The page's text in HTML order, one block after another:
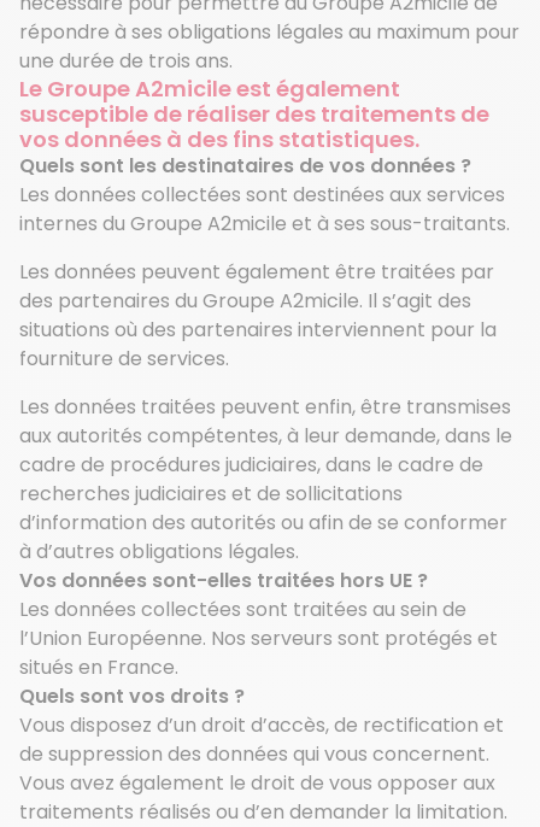
répondre à ses obligations légales au maximum pour
une durée de trois ans.
Le Groupe A2micile est également
susceptible de réaliser des traitements de
vos données à des fins statistiques.
Quels sont les destinataires de vos données ?
Les données collectées sont destinées aux services
internes du Groupe A2micile et à ses sous-traitants.
Les données peuvent également être traitées par
des partenaires du Groupe A2micile. Il s’agit des
situations où des partenaires interviennent pour la
fourniture de services.
Les données traitées peuvent enfin, être transmises
aux autorités compétentes, à leur demande, dans le
cadre de procédures judiciaires, dans le cadre de
recherches judiciaires et de sollicitations
d’information des autorités ou afin de se conformer
à d’autres obligations légales.
Vos données sont-elles traitées hors UE ?
Les données collectées sont traitées au sein de
l’Union Européenne. Nos serveurs sont protégés et
situés en France.
Quels sont vos droits ?
Vous disposez d’un droit d’accès, de rectification et
de suppression des données qui vous concernent.
Vous avez également le droit de vous opposer aux
traitements réalisés ou d’en demander la limitation.